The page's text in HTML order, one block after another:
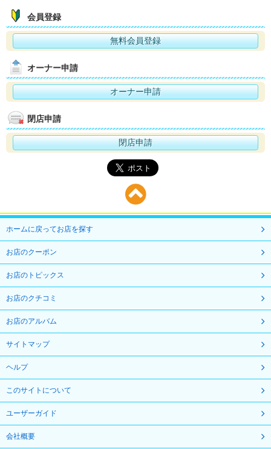
会員登録
無料会員登録
オーナー申請
オーナー申請
閉店申請
閉店申請
ホームに戻ってお店を探す
お店のクーポン
お店のトピックス
お店のクチコミ
お店のアルバム
サイトマップ
ヘルプ
このサイトについて
ユーザーガイド
会社概要